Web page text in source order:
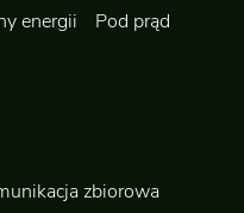
energii Pod prąd
zbiorowa